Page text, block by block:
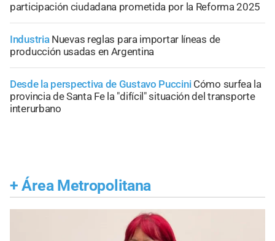
participación ciudadana prometida por la Reforma 2025
Industria Nuevas reglas para importar líneas de
producción usadas en Argentina
Desde la perspectiva de Gustavo Puccini Cómo surfea la
provincia de Santa Fe la "difícil" situación del transporte
interurbano
+ Área Metropolitana